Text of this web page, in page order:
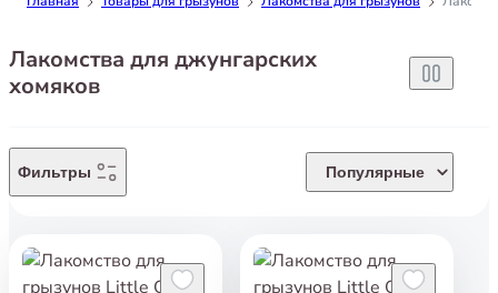
Лакомства для джунгарских
хомяков
Фильтры Популярные